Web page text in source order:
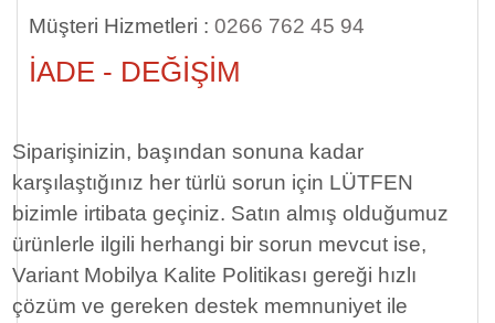
Müşteri Hizmetleri : 0266 762 45 94
İADE - DEĞİŞİM
Siparişinizin, başından sonuna kadar
karşılaştığınız her türlü sorun için LÜTFEN
bizimle irtibata geçiniz. Satın almış olduğumuz
ürünlerle ilgili herhangi bir sorun mevcut ise,
Variant Mobilya Kalite Politikası gereği hızlı
çözüm ve gereken destek memnuniyet ile